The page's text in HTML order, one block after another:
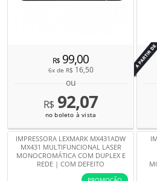
R$99,00
6x de R$ 16,50
ou
R$ 92,07
no boleto à vista
Por
IMPRESSORA LEXMARK MX431ADW
MX431 MULTIFUNCIONAL LASER
MONOCROMÁTICA COM DUPLEX E
REDE | COM DEFEITO